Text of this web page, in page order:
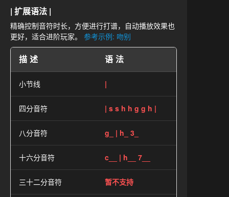
| 扩展语法 |
精确控制音符时长，方便进行打谱，自动播放效果也
更好，适合进阶玩家。参考示例: 吻别
描述 语法
小节线 |
四分音符 | s s h h g g h |
八分音符 g_ | h_ 3_
十六分音符 c__ | h__ 7__
三十二分音符 暂不支持